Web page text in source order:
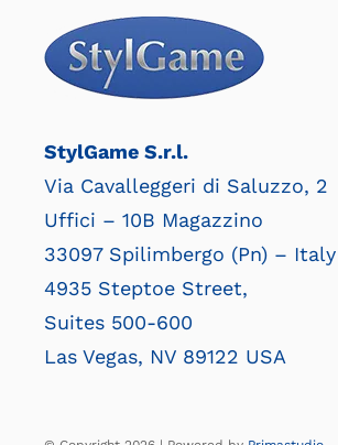
StylGame S.r.l.
Via Cavalleggeri di Saluzzo, 2
Uffici – 10B Magazzino
33097 Spilimbergo (Pn) – Italy
4935 Steptoe Street,
Suites 500-600
Las Vegas, NV 89122 USA